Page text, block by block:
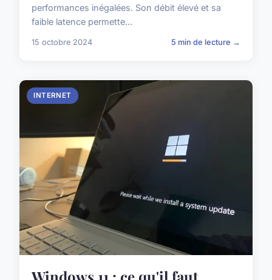
performances inégalées. Son débit élevé et sa
faible latence permette...
15 octobre 2024 5 min de lecture →
INTERNET